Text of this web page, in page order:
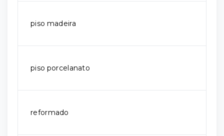
piso madeira
piso porcelanato
reformado